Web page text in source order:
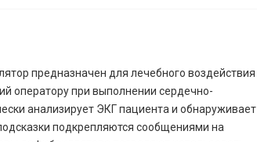
предназначен для лечебного воздействия
оператору при выполнении сердечно-
анализирует ЭКГ пациента и обнаруживает
подкрепляются сообщениями на